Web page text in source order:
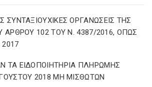
ΣΥΝΤΑΞΙΟΥΧΙΚΕΣ ΟΡΓΑΝΩΣΕΙΣ ΤΗΣ
ΑΡΘΡΟΥ 102 ΤΟΥ Ν. 4387/2016, ΟΠΩΣ
2017
ΤΑ ΕΙΔΟΠΟΙΗΤΗΡΙΑ ΠΛΗΡΩΜΗΣ
2018 ΜΗ ΜΙΣΘΩΤΩΝ